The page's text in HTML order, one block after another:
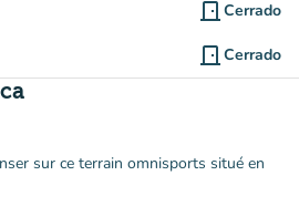
door_front Cerrado
door_front Cerrado
sur ce terrain omnisports situé en